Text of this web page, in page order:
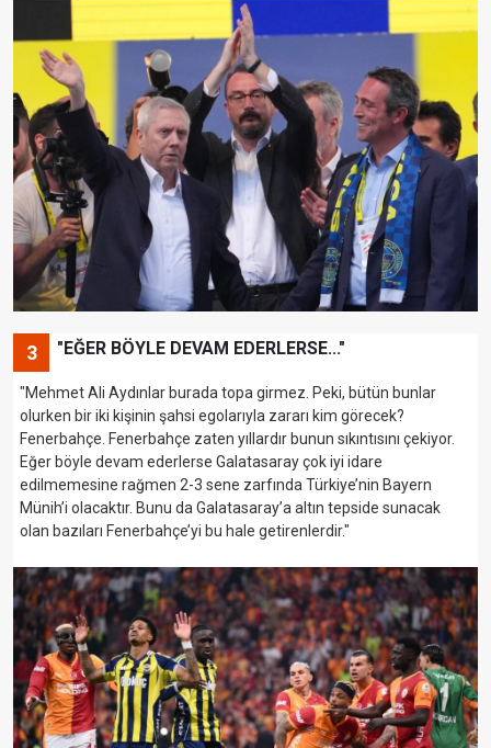
3 "EĞER BÖYLE DEVAM EDERLERSE..."
"Mehmet Ali Aydınlar burada topa girmez. Peki, bütün bunlar
olurken bir iki kişinin şahsi egolarıyla zararı kim görecek?
Fenerbahçe. Fenerbahçe zaten yıllardır bunun sıkıntısını çekiyor.
Eğer böyle devam ederlerse Galatasaray çok iyi idare
edilmemesine rağmen 2-3 sene zarfında Türkiye’nin Bayern
Münih’i olacaktır. Bunu da Galatasaray’a altın tepside sunacak
olan bazıları Fenerbahçe’yi bu hale getirenlerdir."